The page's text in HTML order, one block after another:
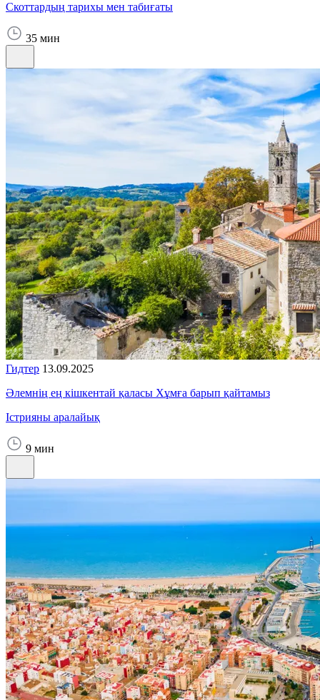
Скоттардың тарихы мен табиғаты
35 мин
Гидтер 13.09.2025
Әлемнің ең кішкентай қаласы Хұмға барып қайтамыз
Істрияны аралайық
9 мин